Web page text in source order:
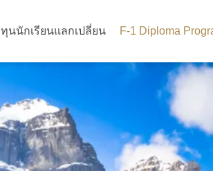
ทุนนักเรียนแลกเปลี่ยน F-1 Diploma